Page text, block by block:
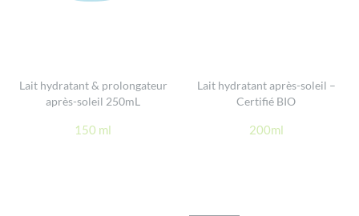
Lait hydratant & prolongateur
après-soleil 250mL
150 ml
Lait hydratant après-soleil –
Certifié BIO
200ml